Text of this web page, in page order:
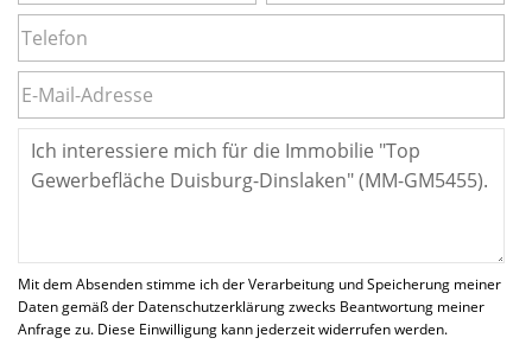
Mit dem Absenden stimme ich der Verarbeitung und Speicherung meiner
Daten gemäß der Datenschutzerklärung zwecks Beantwortung meiner
Anfrage zu. Diese Einwilligung kann jederzeit widerrufen werden.